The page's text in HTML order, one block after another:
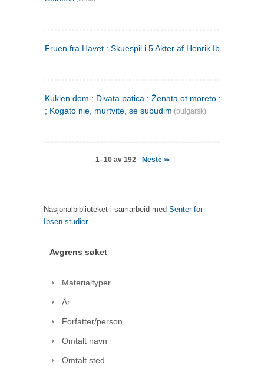
Fruen fra Havet : Skuespil i 5 Akter af Henrik Ibsen
Kuklen dom ; Divata patica ; Ženata ot moreto ; Malkijat
; Kogato nie, murtvite, se subudim (bulgarsk)
1–10 av 192 Neste >>
Nasjonalbiblioteket i samarbeid med Senter for
Ibsen-studier
Avgrens søket
Materialtyper
År
Forfatter/person
Omtalt navn
Omtalt sted